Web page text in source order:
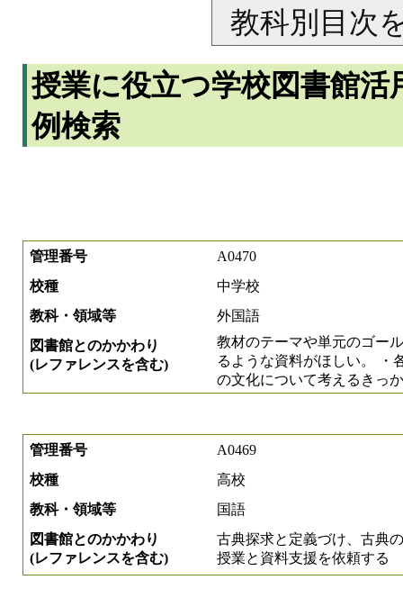
教科別目次
授業に役立つ学校図書館
例検索
管理番号
A0470
校種
中学校
教科・領域等
外国語
図書館とのかかわり
(レファレンスを含む)
教材のテーマや単元のゴー
るような資料がほしい。 ・
の文化について考えるきっ
管理番号
A0469
校種
高校
教科・領域等
国語
図書館とのかかわり
(レファレンスを含む)
古典探求と定義づけ、古典
授業と資料支援を依頼する